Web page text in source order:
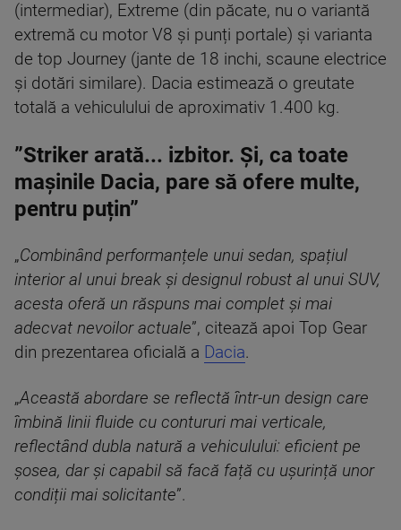
(intermediar), Extreme (din păcate, nu o variantă
extremă cu motor V8 și punți portale) și varianta
de top Journey (jante de 18 inchi, scaune electrice
și dotări similare). Dacia estimează o greutate
totală a vehiculului de aproximativ 1.400 kg.
”Striker arată... izbitor. Și, ca toate
mașinile Dacia, pare să ofere multe,
pentru puțin”
„Combinând performanțele unui sedan, spațiul
interior al unui break și designul robust al unui SUV,
acesta oferă un răspuns mai complet și mai
adecvat nevoilor actuale”, citează apoi Top Gear
din prezentarea oficială a Dacia.
„Această abordare se reflectă într-un design care
îmbină linii fluide cu contururi mai verticale,
reflectând dubla natură a vehiculului: eficient pe
șosea, dar și capabil să facă față cu ușurință unor
condiții mai solicitante”.